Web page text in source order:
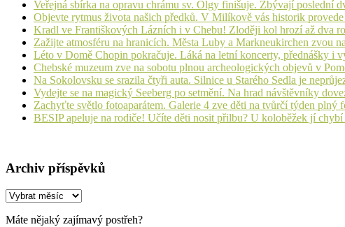
Veřejná sbírka na opravu chrámu sv. Olgy finišuje. Zbývají poslední
Objevte rytmus života našich předků. V Milíkově vás historik
Kradl ve Františkových Lázních i v Chebu! Zloději kol hrozí až dva
Zažijte atmosféru na hranicích. Města Luby a Markneukirchen zvou
Léto v Domě Chopin pokračuje. Láká na letní koncerty, přednášky i
Chebské muzeum zve na sobotu plnou archeologických objevů v
Na Sokolovsku se srazila čtyři auta. Silnice u Starého Sedla je
Vydejte se na magický Seeberg po setmění. Na hrad návštěvníky
Zachyťte světlo fotoaparátem. Galerie 4 zve děti na tvůrčí týden plný
BESIP apeluje na rodiče! Učíte děti nosit přilbu? U koloběžek jí chybí
Archiv příspěvků
Archiv
Máte nějaký zajímavý postřeh?